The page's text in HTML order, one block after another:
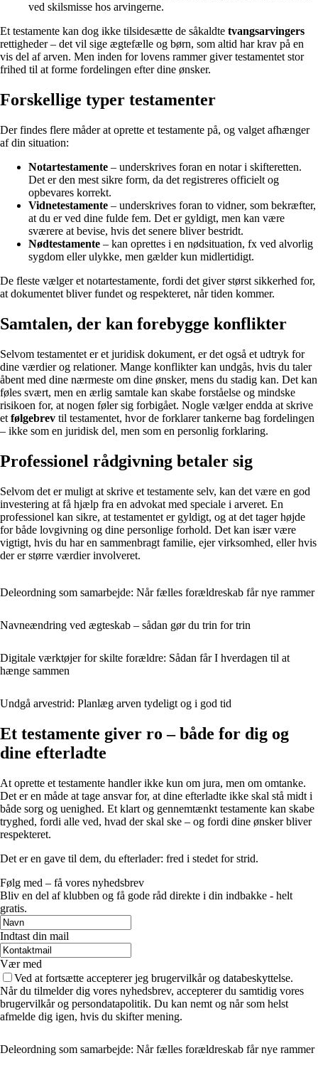
ved skilsmisse hos arvingerne.
Et testamente kan dog ikke tilsidesætte de såkaldte tvangsarvingers
rettigheder – det vil sige ægtefælle og børn, som altid har krav på en
vis del af arven. Men inden for lovens rammer giver testamentet stor
frihed til at forme fordelingen efter dine ønsker.
Forskellige typer testamenter
Der findes flere måder at oprette et testamente på, og valget afhænger
af din situation:
Notartestamente – underskrives foran en notar i skifteretten.
Det er den mest sikre form, da det registreres officielt og
opbevares korrekt.
Vidnetestamente – underskrives foran to vidner, som bekræfter,
at du er ved dine fulde fem. Det er gyldigt, men kan være
sværere at bevise, hvis det senere bliver bestridt.
Nødtestamente – kan oprettes i en nødsituation, fx ved alvorlig
sygdom eller ulykke, men gælder kun midlertidigt.
De fleste vælger et notartestamente, fordi det giver størst sikkerhed for,
at dokumentet bliver fundet og respekteret, når tiden kommer.
Samtalen, der kan forebygge konflikter
Selvom testamentet er et juridisk dokument, er det også et udtryk for
dine værdier og relationer. Mange konflikter kan undgås, hvis du taler
åbent med dine nærmeste om dine ønsker, mens du stadig kan. Det kan
føles svært, men en ærlig samtale kan skabe forståelse og mindske
risikoen for, at nogen føler sig forbigået. Nogle vælger endda at skrive
et følgebrev til testamentet, hvor de forklarer tankerne bag fordelingen
– ikke som en juridisk del, men som en personlig forklaring.
Professionel rådgivning betaler sig
Selvom det er muligt at skrive et testamente selv, kan det være en god
investering at få hjælp fra en advokat med speciale i arveret. En
professionel kan sikre, at testamentet er gyldigt, og at det tager højde
for både lovgivning og dine personlige forhold. Det kan især være
vigtigt, hvis du har en sammenbragt familie, ejer virksomhed, eller hvis
der er større værdier involveret.
Deleordning som samarbejde: Når fælles forældreskab får nye rammer
Navneændring ved ægteskab – sådan gør du trin for trin
Digitale værktøjer for skilte forældre: Sådan får I hverdagen til at
hænge sammen
Undgå arvestrid: Planlæg arven tydeligt og i god tid
Et testamente giver ro – både for dig og
dine efterladte
At oprette et testamente handler ikke kun om jura, men om omtanke.
Det er en måde at tage ansvar for, at dine efterladte ikke skal stå midt i
både sorg og uenighed. Et klart og gennemtænkt testamente kan skabe
tryghed, fordi alle ved, hvad der skal ske – og fordi dine ønsker bliver
respekteret.
Det er en gave til dem, du efterlader: fred i stedet for strid.
Følg med – få vores nyhedsbrev
Bliv en del af klubben og få gode råd direkte i din indbakke - helt
gratis.
Indtast din mail
Vær med
Ved at fortsætte accepterer jeg brugervilkår og databeskyttelse.
Når du tilmelder dig vores nyhedsbrev, accepterer du samtidig vores
brugervilkår og persondatapolitik. Du kan nemt og når som helst
afmelde dig igen, hvis du skifter mening.
Deleordning som samarbejde: Når fælles forældreskab får nye rammer